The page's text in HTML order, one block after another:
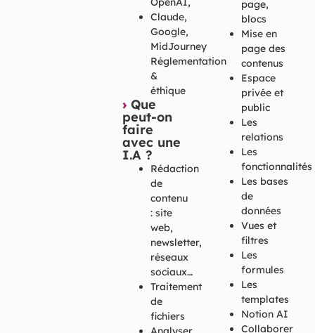
Claude,
Google,
MidJourney
Réglementation
&
éthique
›Que
peut-on
faire
avec une
I.A ?
Rédaction
de
contenu
: site
web,
newsletter,
réseaux
sociaux…
Traitement
de
fichiers
page,
blocs
Mise en
page des
contenus
Espace
privée et
public
Les
relations
Les
fonctionnalités
Les bases
de
données
Vues et
filtres
Les
formules
Les
templates
Notion AI
Collaborer